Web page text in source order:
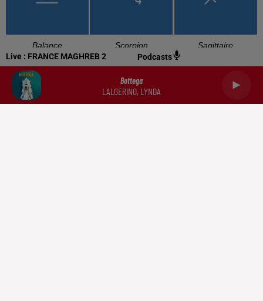
Live : FRANCE MAGHREB 2 Podcasts
Bottega
LALGERINO, LYNDA
Balance Scorpion Sagittaire